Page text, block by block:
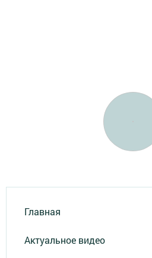
Главная
Актуальное видео